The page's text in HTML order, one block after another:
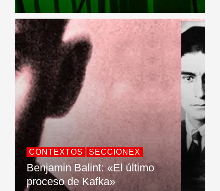
CONTEXTOS SECCIONEX
Benjamin Balint: «El último
proceso de Kafka»